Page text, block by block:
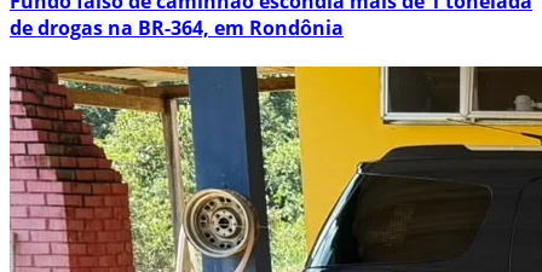
de drogas na BR-364, em Rondônia